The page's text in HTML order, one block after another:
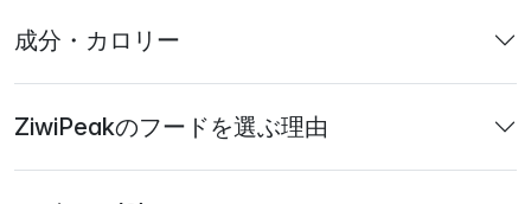
成分・カロリー
ZiwiPeakのフードを選ぶ理由